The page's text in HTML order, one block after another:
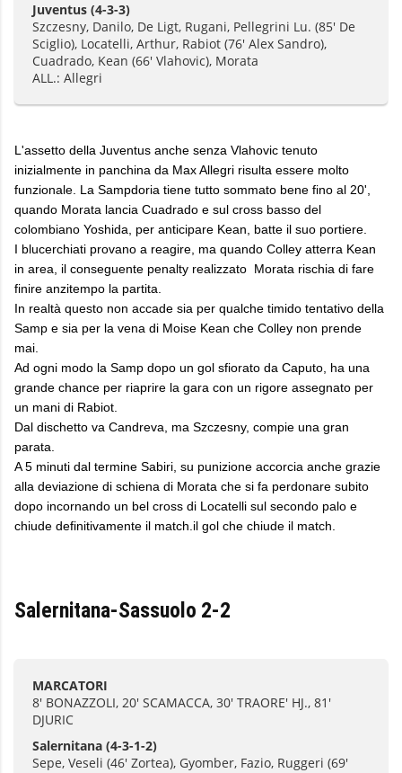
Juventus (4-3-3)
Szczesny, Danilo, De Ligt, Rugani, Pellegrini Lu. (85' De
Sciglio), Locatelli, Arthur, Rabiot (76' Alex Sandro),
Cuadrado, Kean (66' Vlahovic), Morata
ALL.: Allegri
L'assetto della Juventus anche senza Vlahovic tenuto
inizialmente in panchina da Max Allegri risulta essere molto
funzionale. La Sampdoria tiene tutto sommato bene fino al 20',
quando Morata lancia Cuadrado e sul cross basso del
colombiano Yoshida, per anticipare Kean, batte il suo portiere.
I blucerchiati provano a reagire, ma quando Colley atterra Kean
in area, il conseguente penalty realizzato Morata rischia di fare
finire anzitempo la partita.
In realtà questo non accade sia per qualche timido tentativo della
Samp e sia per la vena di Moise Kean che Colley non prende
mai.
Ad ogni modo la Samp dopo un gol sfiorato da Caputo, ha una
grande chance per riaprire la gara con un rigore assegnato per
un mani di Rabiot.
Dal dischetto va Candreva, ma Szczesny, compie una gran
parata.
A 5 minuti dal termine Sabiri, su punizione accorcia anche grazie
alla deviazione di schiena di Morata che si fa perdonare subito
dopo incornando un bel cross di Locatelli sul secondo palo e
chiude definitivamente il match.il gol che chiude il match.
Salernitana-Sassuolo 2-2
MARCATORI
8' BONAZZOLI, 20' SCAMACCA, 30' TRAORE' HJ., 81'
DJURIC
Salernitana (4-3-1-2)
Sepe, Veseli (46' Zortea), Gyomber, Fazio, Ruggeri (69'